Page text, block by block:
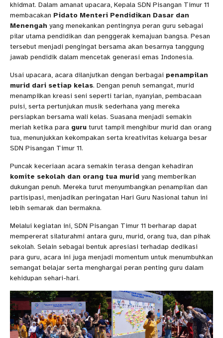
khidmat. Dalam amanat upacara, Kepala SDN Pisangan Timur 11
membacakan Pidato Menteri Pendidikan Dasar dan
Menengah yang menekankan pentingnya peran guru sebagai
pilar utama pendidikan dan penggerak kemajuan bangsa. Pesan
tersebut menjadi pengingat bersama akan besarnya tanggung
jawab pendidik dalam mencetak generasi emas Indonesia.
Usai upacara, acara dilanjutkan dengan berbagai penampilan
murid dari setiap kelas. Dengan penuh semangat, murid
menampilkan kreasi seni seperti tarian, nyanyian, pembacaan
puisi, serta pertunjukan musik sederhana yang mereka
persiapkan bersama wali kelas. Suasana menjadi semakin
meriah ketika para guru turut tampil menghibur murid dan orang
tua, menunjukkan kekompakan serta kreativitas keluarga besar
SDN Pisangan Timur 11.
Puncak keceriaan acara semakin terasa dengan kehadiran
komite sekolah dan orang tua murid yang memberikan
dukungan penuh. Mereka turut menyumbangkan penampilan dan
partisipasi, menjadikan peringatan Hari Guru Nasional tahun ini
lebih semarak dan bermakna.
Melalui kegiatan ini, SDN Pisangan Timur 11 berharap dapat
mempererat silaturahmi antara guru, murid, orang tua, dan pihak
sekolah. Selain sebagai bentuk apresiasi terhadap dedikasi
para guru, acara ini juga menjadi momentum untuk menumbuhkan
semangat belajar serta menghargai peran penting guru dalam
kehidupan sehari-hari.